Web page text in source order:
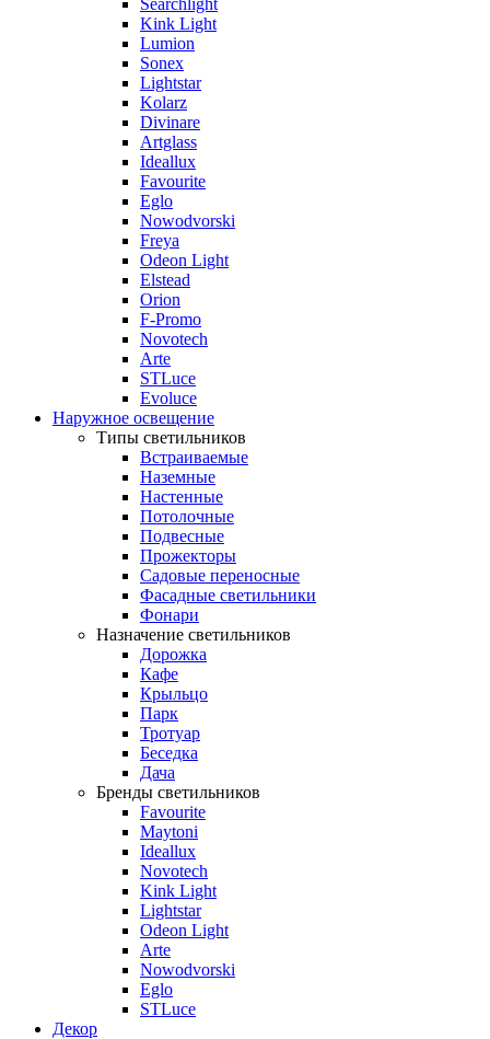
Searchlight
Kink Light
Lumion
Sonex
Lightstar
Kolarz
Divinare
Artglass
Ideallux
Favourite
Eglo
Nowodvorski
Freya
Odeon Light
Elstead
Orion
F-Promo
Novotech
Arte
STLuce
Evoluce
Наружное освещение
Типы светильников
Встраиваемые
Наземные
Настенные
Потолочные
Подвесные
Прожекторы
Садовые переносные
Фасадные светильники
Фонари
Назначение светильников
Дорожка
Кафе
Крыльцо
Парк
Тротуар
Беседка
Дача
Бренды светильников
Favourite
Maytoni
Ideallux
Novotech
Kink Light
Lightstar
Odeon Light
Arte
Nowodvorski
Eglo
STLuce
Декор